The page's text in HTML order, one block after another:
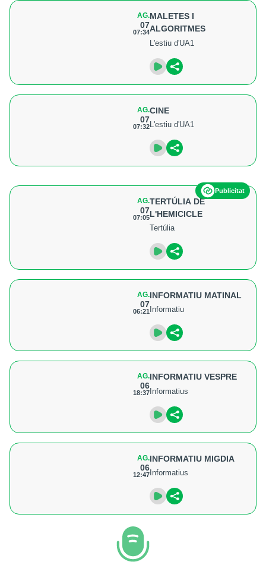
AG.
07
07:34
MALETES I
ALGORITMES
L'estiu d'UA1
AG.
07
07:32
CINE
L'estiu d'UA1
Publicitat
AG.
07
07:05
TERTÚLIA DE
L'HEMICICLE
Tertúlia
AG.
07
06:21
INFORMATIU MATINAL
Informatiu
AG.
06
18:37
INFORMATIU VESPRE
Informatius
AG.
06
12:47
INFORMATIU MIGDIA
Informatius